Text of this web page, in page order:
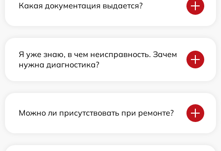
Какая документация выдается?
Я уже знаю, в чем неисправность. Зачем
нужна диагностика?
Можно ли присутствовать при ремонте?